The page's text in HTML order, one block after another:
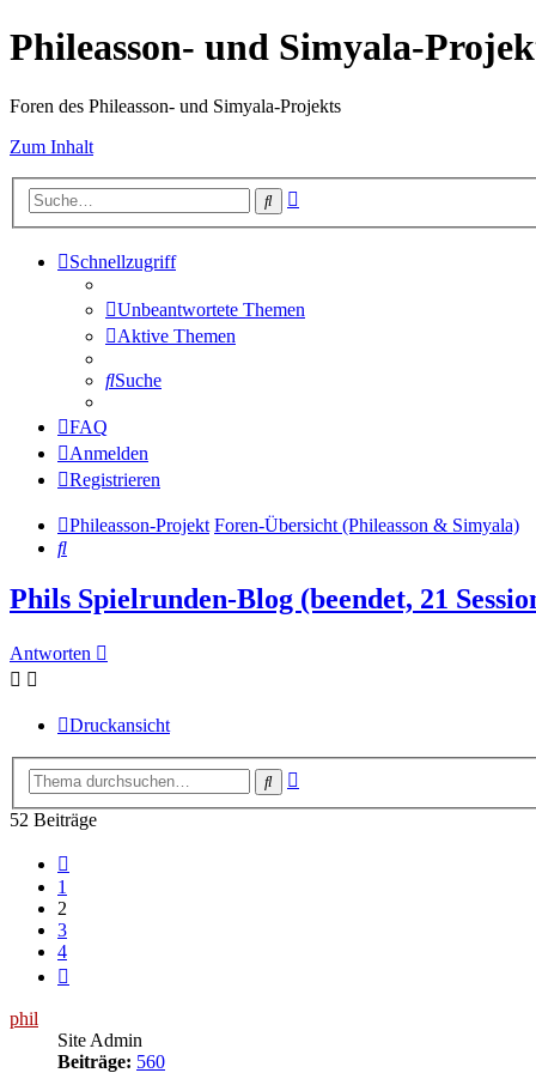
Phileasson- und Simyala-
Foren des Phileasson- und Simyala-Projekts
Zum Inhalt
Suche
Schnellzugriff
Unbeantwortete Themen
Aktive Themen
Suche
FAQ
Anmelden
Registrieren
Phileasson-Projekt Foren-Übersicht (Phileasson & Simyala)
Suche
Phils Spielrunden-Blog (beendet, 21
Antworten
Druckansicht
Suche
52 Beiträge
1
2
3
4
phil
Site Admin
Beiträge: 560